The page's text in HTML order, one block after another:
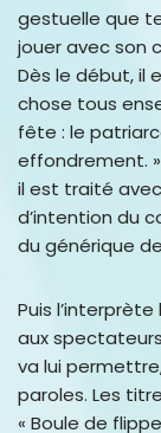
gestuelle que
jouer avec son
Dès le début, il
chose tous
fête : le
effondrement.
il est traité
d’intention du
du générique
Puis
aux
va lui
paroles. Les
« Boule de